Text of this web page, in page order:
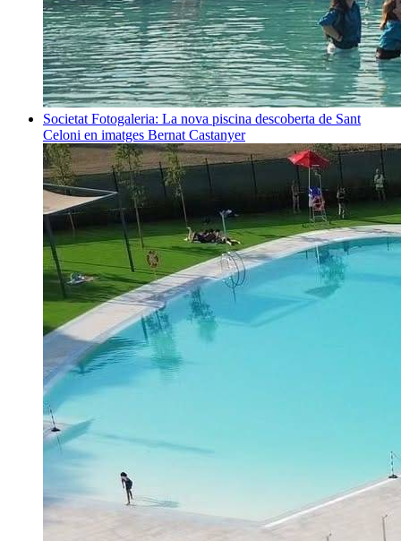
Societat Fotogaleria: La nova piscina descoberta de Sant
Celoni en imatges Bernat Castanyer